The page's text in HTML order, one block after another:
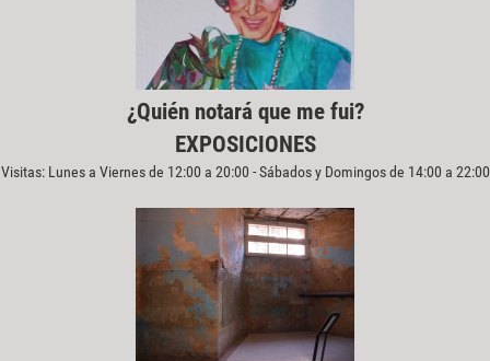
¿Quién notará que me fui?
EXPOSICIONES
Visitas: Lunes a Viernes de 12:00 a 20:00 - Sábados y Domingos de 14:00 a 22:00